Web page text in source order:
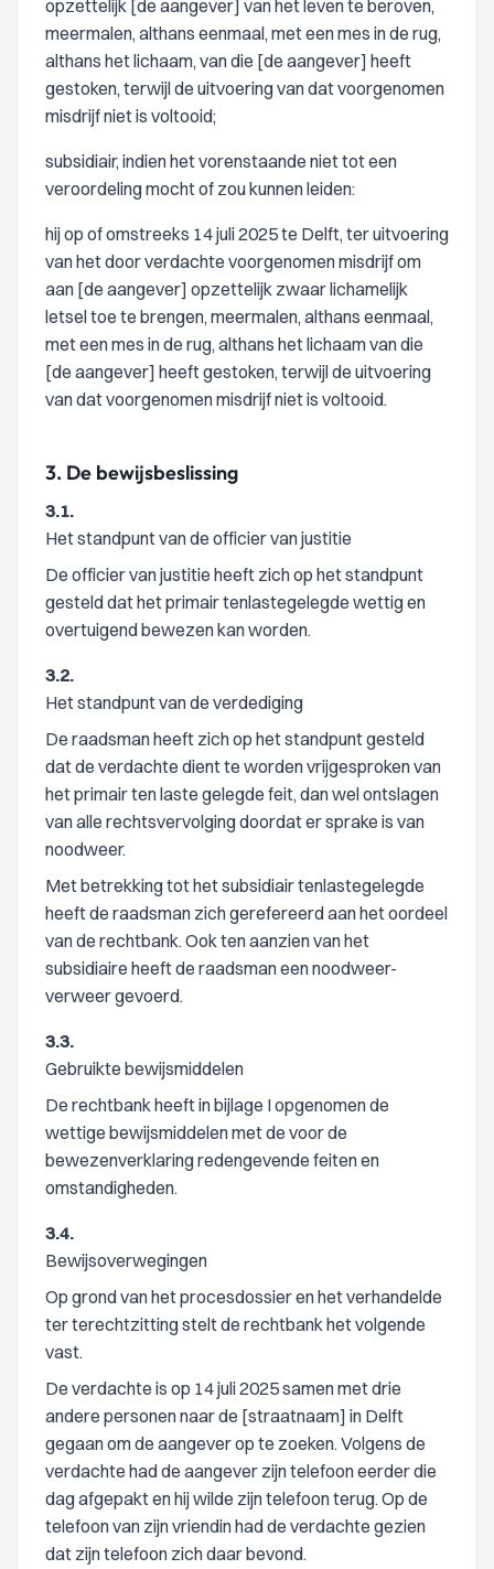
opzettelijk [de aangever] van het leven te beroven,
meermalen, althans eenmaal, met een mes in de rug,
althans het lichaam, van die [de aangever] heeft
gestoken, terwijl de uitvoering van dat voorgenomen
misdrijf niet is voltooid;
subsidiair, indien het vorenstaande niet tot een
veroordeling mocht of zou kunnen leiden:
hij op of omstreeks 14 juli 2025 te Delft, ter uitvoering
van het door verdachte voorgenomen misdrijf om
aan [de aangever] opzettelijk zwaar lichamelijk
letsel toe te brengen, meermalen, althans eenmaal,
met een mes in de rug, althans het lichaam van die
[de aangever] heeft gestoken, terwijl de uitvoering
van dat voorgenomen misdrijf niet is voltooid.
3. De bewijsbeslissing
3.1.
Het standpunt van de officier van justitie
De officier van justitie heeft zich op het standpunt
gesteld dat het primair tenlastegelegde wettig en
overtuigend bewezen kan worden.
3.2.
Het standpunt van de verdediging
De raadsman heeft zich op het standpunt gesteld
dat de verdachte dient te worden vrijgesproken van
het primair ten laste gelegde feit, dan wel ontslagen
van alle rechtsvervolging doordat er sprake is van
noodweer.
Met betrekking tot het subsidiair tenlastegelegde
heeft de raadsman zich gerefereerd aan het oordeel
van de rechtbank. Ook ten aanzien van het
subsidiaire heeft de raadsman een noodweer-
verweer gevoerd.
3.3.
Gebruikte bewijsmiddelen
De rechtbank heeft in bijlage I opgenomen de
wettige bewijsmiddelen met de voor de
bewezenverklaring redengevende feiten en
omstandigheden.
3.4.
Bewijsoverwegingen
Op grond van het procesdossier en het verhandelde
ter terechtzitting stelt de rechtbank het volgende
vast.
De verdachte is op 14 juli 2025 samen met drie
andere personen naar de [straatnaam] in Delft
gegaan om de aangever op te zoeken. Volgens de
verdachte had de aangever zijn telefoon eerder die
dag afgepakt en hij wilde zijn telefoon terug. Op de
telefoon van zijn vriendin had de verdachte gezien
dat zijn telefoon zich daar bevond.